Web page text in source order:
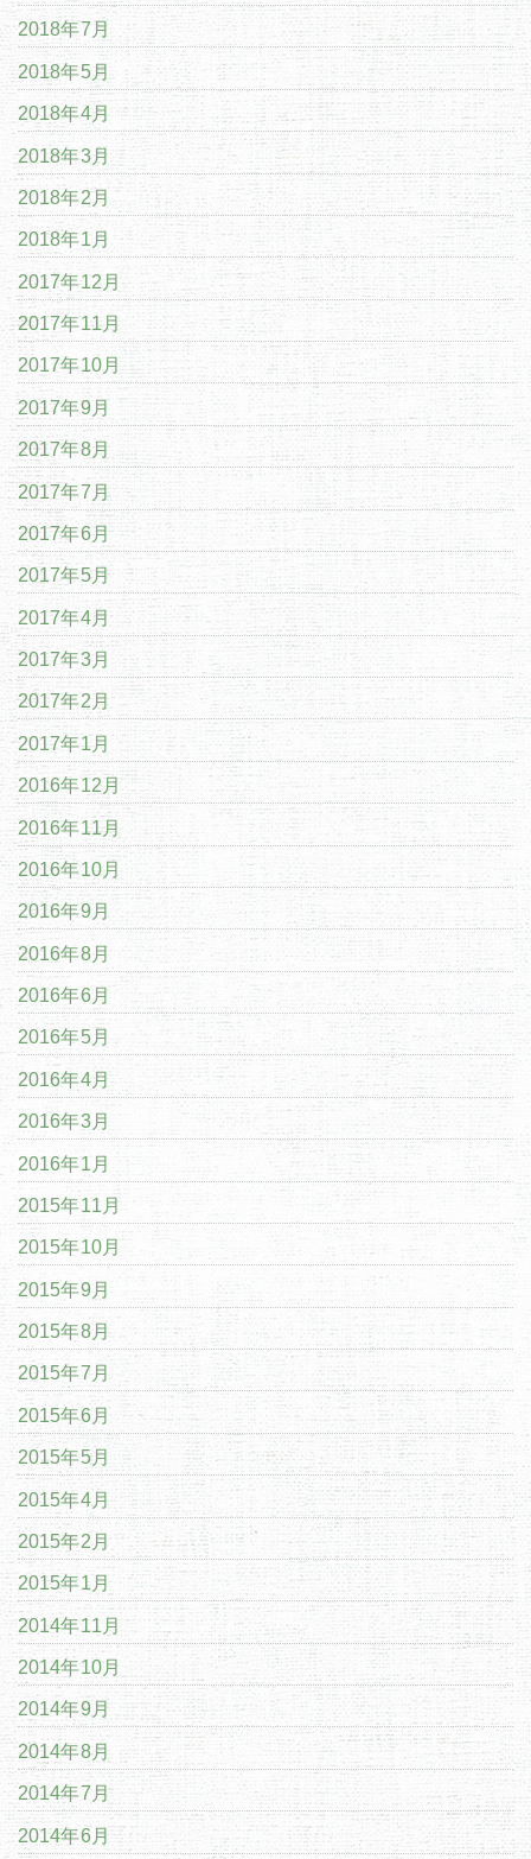
2018年7月
2018年5月
2018年4月
2018年3月
2018年2月
2018年1月
2017年12月
2017年11月
2017年10月
2017年9月
2017年8月
2017年7月
2017年6月
2017年5月
2017年4月
2017年3月
2017年2月
2017年1月
2016年12月
2016年11月
2016年10月
2016年9月
2016年8月
2016年6月
2016年5月
2016年4月
2016年3月
2016年1月
2015年11月
2015年10月
2015年9月
2015年8月
2015年7月
2015年6月
2015年5月
2015年4月
2015年2月
2015年1月
2014年11月
2014年10月
2014年9月
2014年8月
2014年7月
2014年6月